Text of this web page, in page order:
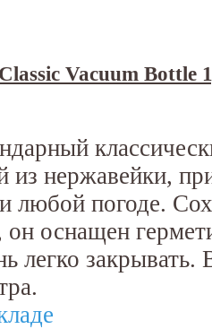
Vacuum Bottle
из нержавейки,
любой погоде.
он оснащен
легко